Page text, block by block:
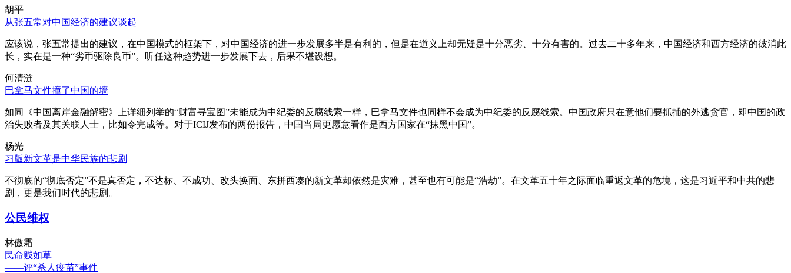
胡平
从张五常对中国经济的建议谈起
应该说，张五常提出的建议，在中国模式的框架下，对中国经济的进一步发展多半是有利的，但是在道义上却无疑是十分恶劣、十分有害的。过去二十多年来，中国经济和西方经济的彼消此
长，实在是一种“劣币驱除良币”。听任这种趋势进一步发展下去，后果不堪设想。
何清涟
巴拿马文件撞了中国的墙
如同《中国离岸金融解密》上详细列举的“财富寻宝图”未能成为中纪委的反腐线索一样，巴拿马文件也同样不会成为中纪委的反腐线索。中国政府只在意他们要抓捕的外逃贪官，即中国的政
治失败者及其关联人士，比如令完成等。对于ICIJ发布的两份报告，中国当局更愿意看作是西方国家在“抹黑中国”。
杨光
习版新文革是中华民族的悲剧
不彻底的“彻底否定”不是真否定，不达标、不成功、改头换面、东拼西凑的新文革却依然是灾难，甚至也有可能是“浩劫”。在文革五十年之际面临重返文革的危境，这是习近平和中共的悲
剧，更是我们时代的悲剧。
公民维权
林傲霜
民命贱如草
——评“杀人疫苗”事件